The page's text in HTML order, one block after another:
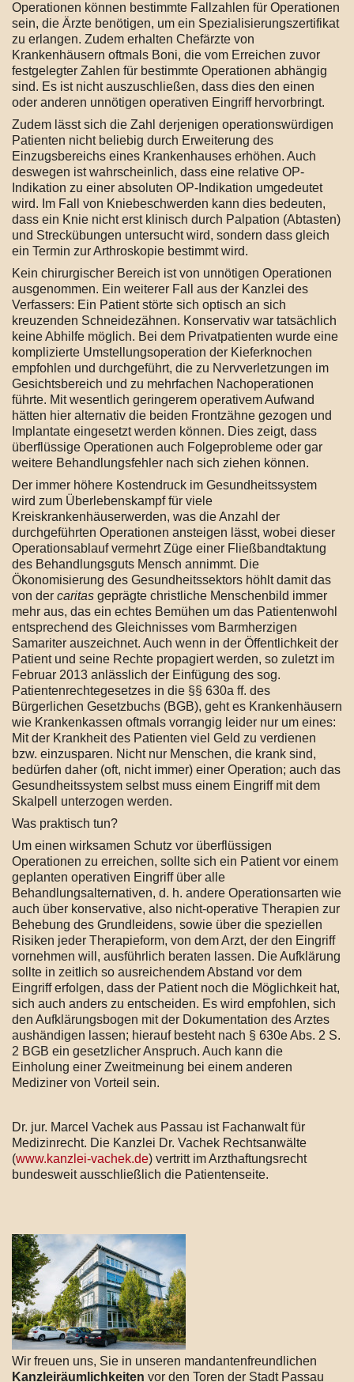
Operationen können bestimmte Fallzahlen für Operationen
sein, die Ärzte benötigen, um ein Spezialisierungszertifikat
zu erlangen. Zudem erhalten Chefärzte von
Krankenhäusern oftmals Boni, die vom Erreichen zuvor
festgelegter Zahlen für bestimmte Operationen abhängig
sind. Es ist nicht auszuschließen, dass dies den einen
oder anderen unnötigen operativen Eingriff hervorbringt.
Zudem lässt sich die Zahl derjenigen operationswürdigen
Patienten nicht beliebig durch Erweiterung des
Einzugsbereichs eines Krankenhauses erhöhen. Auch
deswegen ist wahrscheinlich, dass eine relative OP-
Indikation zu einer absoluten OP-Indikation umgedeutet
wird. Im Fall von Kniebeschwerden kann dies bedeuten,
dass ein Knie nicht erst klinisch durch Palpation (Abtasten)
und Streckübungen untersucht wird, sondern dass gleich
ein Termin zur Arthroskopie bestimmt wird.
Kein chirurgischer Bereich ist von unnötigen Operationen
ausgenommen. Ein weiterer Fall aus der Kanzlei des
Verfassers: Ein Patient störte sich optisch an sich
kreuzenden Schneidezähnen. Konservativ war tatsächlich
keine Abhilfe möglich. Bei dem Privatpatienten wurde eine
komplizierte Umstellungsoperation der Kieferknochen
empfohlen und durchgeführt, die zu Nervverletzungen im
Gesichtsbereich und zu mehrfachen Nachoperationen
führte. Mit wesentlich geringerem operativem Aufwand
hätten hier alternativ die beiden Frontzähne gezogen und
Implantate eingesetzt werden können. Dies zeigt, dass
überflüssige Operationen auch Folgeprobleme oder gar
weitere Behandlungsfehler nach sich ziehen können.
Der immer höhere Kostendruck im Gesundheitssystem
wird zum Überlebenskampf für viele
Kreiskrankenhäuserwerden, was die Anzahl der
durchgeführten Operationen ansteigen lässt, wobei dieser
Operationsablauf vermehrt Züge einer Fließbandtaktung
des Behandlungsguts Mensch annimmt. Die
Ökonomisierung des Gesundheitssektors höhlt damit das
von der caritas geprägte christliche Menschenbild immer
mehr aus, das ein echtes Bemühen um das Patientenwohl
entsprechend des Gleichnisses vom Barmherzigen
Samariter auszeichnet. Auch wenn in der Öffentlichkeit der
Patient und seine Rechte propagiert werden, so zuletzt im
Februar 2013 anlässlich der Einfügung des sog.
Patientenrechtegesetzes in die §§ 630a ff. des
Bürgerlichen Gesetzbuchs (BGB), geht es Krankenhäusern
wie Krankenkassen oftmals vorrangig leider nur um eines:
Mit der Krankheit des Patienten viel Geld zu verdienen
bzw. einzusparen. Nicht nur Menschen, die krank sind,
bedürfen daher (oft, nicht immer) einer Operation; auch das
Gesundheitssystem selbst muss einem Eingriff mit dem
Skalpell unterzogen werden.
Was praktisch tun?
Um einen wirksamen Schutz vor überflüssigen
Operationen zu erreichen, sollte sich ein Patient vor einem
geplanten operativen Eingriff über alle
Behandlungsalternativen, d. h. andere Operationsarten wie
auch über konservative, also nicht-operative Therapien zur
Behebung des Grundleidens, sowie über die speziellen
Risiken jeder Therapieform, von dem Arzt, der den Eingriff
vornehmen will, ausführlich beraten lassen. Die Aufklärung
sollte in zeitlich so ausreichendem Abstand vor dem
Eingriff erfolgen, dass der Patient noch die Möglichkeit hat,
sich auch anders zu entscheiden. Es wird empfohlen, sich
den Aufklärungsbogen mit der Dokumentation des Arztes
aushändigen lassen; hierauf besteht nach § 630e Abs. 2 S.
2 BGB ein gesetzlicher Anspruch. Auch kann die
Einholung einer Zweitmeinung bei einem anderen
Mediziner von Vorteil sein.
Dr. jur. Marcel Vachek aus Passau ist Fachanwalt für
Medizinrecht. Die Kanzlei Dr. Vachek Rechtsanwälte
(www.kanzlei-vachek.de) vertritt im Arzthaftungsrecht
bundesweit ausschließlich die Patientenseite.
Wir freuen uns, Sie in unseren mandantenfreundlichen
Kanzleiräumlichkeiten vor den Toren der Stadt Passau